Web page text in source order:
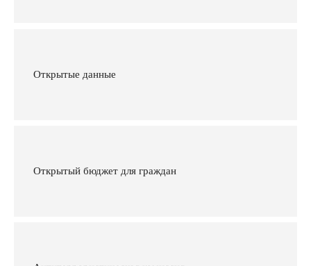
Открытые данные
Открытый бюджет для граждан